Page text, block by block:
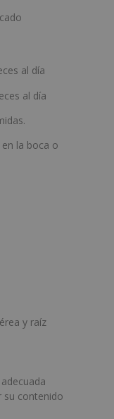
al día
al día
la boca o
y raíz
su contenido